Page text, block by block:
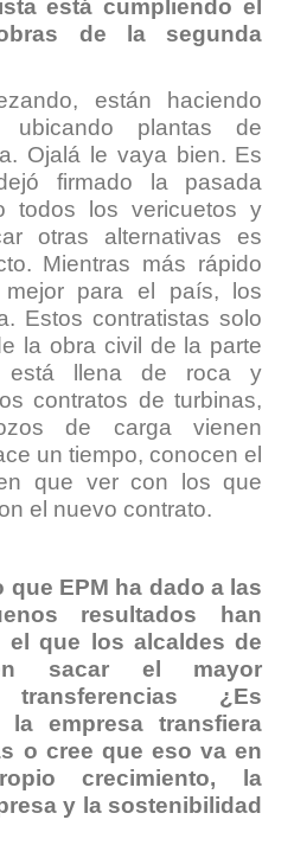
está cumpliendo el
de la segunda
están haciendo
ubicando plantas de
Ojalá le vaya bien. Es
firmado la pasada
todos los vericuetos y
otras alternativas es
Mientras más rápido
para el país, los
Estos contratistas solo
la obra civil de la parte
está llena de roca y
contratos de turbinas,
de carga vienen
un tiempo, conocen el
que ver con los que
el nuevo contrato.
EPM ha dado a las
resultados han
el que los alcaldes de
sacar el mayor
¿Es
empresa transfiera
o cree que eso va en
crecimiento, la
y la sostenibilidad